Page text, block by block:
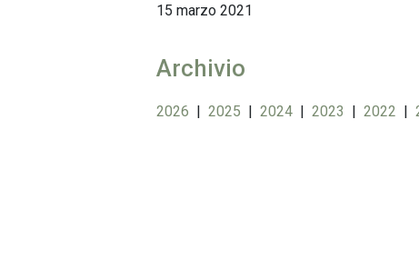
15 marzo 2021
Archivio
2026 | 2025 | 2024 | 2023 | 2022 |